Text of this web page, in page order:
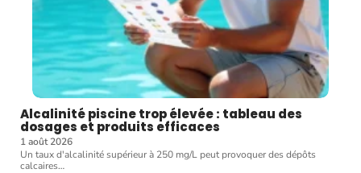
Alcalinité piscine trop élevée : tableau des
dosages et produits efficaces
1 août 2026
Un taux d'alcalinité supérieur à 250 mg/L peut provoquer des dépôts
calcaires…